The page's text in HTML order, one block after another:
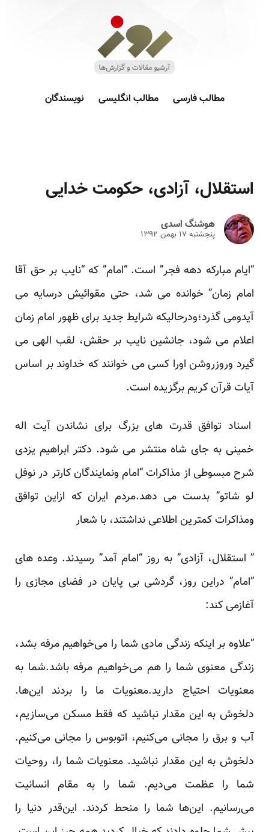
مطالب فارسی مطالب انگلیسی نویسندگان
استقلال، آزادی، حکومت خدایی
هوشنگ اسدی
پنجشنبه ۱۷ بهمن ۱۳۹۲
“ایام مبارکه دهه فجر” است. “امام” که “نایب بر حق آقا
امام زمان” خوانده می شد، حتی مقوائیش درسایه می
آیدومی گذرد؛ودرحالیکه شرایط جدید برای ظهور امام زمان
اعلام می شود، جانشین نایب بر حقش، لقب الهی می
گیرد وروزروشن اورا کسی می خوانند که خداوند بر اساس
آیات قرآن کریم برگزیده است.
اسناد توافق قدرت های بزرگ برای نشاندن آیت اله
خمینی به جای شاه منتشر می شود. دکتر ابراهیم یزدی
شرح مبسوطی از مذاکرات “امام ونمایندگان کارتر در نوفل
لو شاتو” بدست می دهد.مردم ایران که ازاین توافق
ومذاکرات کمترین اطلاعی نداشتند، با شعار
” استقلال، آزادی” به روز “امام آمد” رسیدند. وعده های
“امام” دراین روز، گردشی بی پایان در فضای مجازی را
آغازمی کند:
“علاوه بر اینکه زندگی مادی شما را می‌خواهیم مرفه بشد،
زندگی معنوی شما را هم می‌خواهیم مرفه باشد.شما به
معنویات احتیاج دارید.معنویات ما را بردند این‌ها.
دلخوش به این مقدار نباشید که فقط مسکن می‌سازیم،
آب و برق را مجانی می‌کنیم، اتوبوس را مجانی می‌کنیم.
دلخوش به این مقدار نباشید. معنویات شما را، روحیات
شما را عظمت می‌دیم. شما را به مقام انسانیت
می‌رسانیم. این‌ها شما را منحط کردند. این‌قدر دنیا را